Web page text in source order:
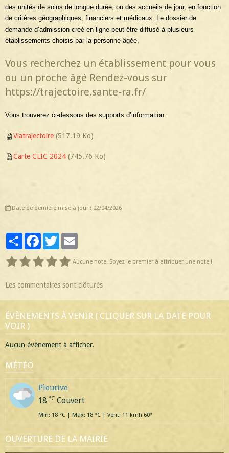
des unités de soins de longue durée, ou des accueils de jour, en fonction
de critères géographiques, financiers et médicaux. Le dossier de
demande d’admission créé en ligne peut être diffusé à plusieurs
établissements choisis par la personne âgée.
Vous recherchez un établissement pour vous
ou un proche âgé Rendez-vous sur
https://trajectoire.sante-ra.fr/
Vous trouverez ci-dessous des supports d’information :
Viatrajectoire (517.19 Ko)
Carte CLIC 2024 (745.76 Ko)
Date de dernière mise à jour : 02/04/2026
PartagerFacebookTwitter
Aucune note. Soyez le premier à attribuer une note !
Les commentaires sont clôturés
ÉVÈNEMENTS À VENIR ( CLIQUER SUR LA DATE POUR
VOIR )
Aucun évènement à afficher.
MÉTÉO
Plourivo
18 °C Couvert
Min: 18 °C | Max: 18 °C | Vent: 11 kmh 60°
OUVERTURE DE LA MAIRIE